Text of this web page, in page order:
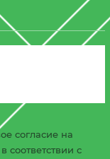
согласие на
соответствии с